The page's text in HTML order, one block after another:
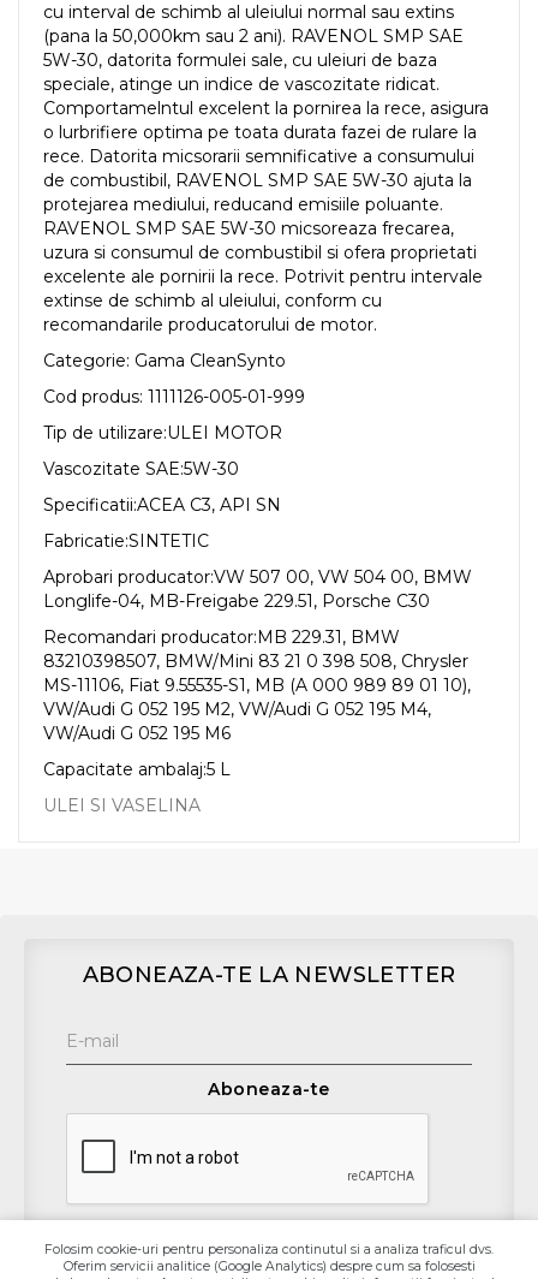
cu interval de schimb al uleiului normal sau extins
(pana la 50,000km sau 2 ani). RAVENOL SMP SAE
5W-30, datorita formulei sale, cu uleiuri de baza
speciale, atinge un indice de vascozitate ridicat.
Comportamelntul excelent la pornirea la rece, asigura
o lurbrifiere optima pe toata durata fazei de rulare la
rece. Datorita micsorarii semnificative a consumului
de combustibil, RAVENOL SMP SAE 5W-30 ajuta la
protejarea mediului, reducand emisiile poluante.
RAVENOL SMP SAE 5W-30 micsoreaza frecarea,
uzura si consumul de combustibil si ofera proprietati
excelente ale pornirii la rece. Potrivit pentru intervale
extinse de schimb al uleiului, conform cu
recomandarile producatorului de motor.
Categorie: Gama CleanSynto
Cod produs: 1111126-005-01-999
Tip de utilizare:ULEI MOTOR
Vascozitate SAE:5W-30
Specificatii:ACEA C3, API SN
Fabricatie:SINTETIC
Aprobari producator:VW 507 00, VW 504 00, BMW
Longlife-04, MB-Freigabe 229.51, Porsche C30
Recomandari producator:MB 229.31, BMW
83210398507, BMW/Mini 83 21 0 398 508, Chrysler
MS-11106, Fiat 9.55535-S1, MB (A 000 989 89 01 10),
VW/Audi G 052 195 M2, VW/Audi G 052 195 M4,
VW/Audi G 052 195 M6
Capacitate ambalaj:5 L
ULEI SI VASELINA
ABONEAZA-TE LA NEWSLETTER
Aboneaza-te
Folosim cookie-uri pentru personaliza continutul si a analiza traficul dvs.
Oferim servicii analitice (Google Analytics) despre cum sa folosesti